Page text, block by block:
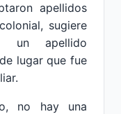
apellidos
sugiere
un apellido
lugar que fue
no hay una